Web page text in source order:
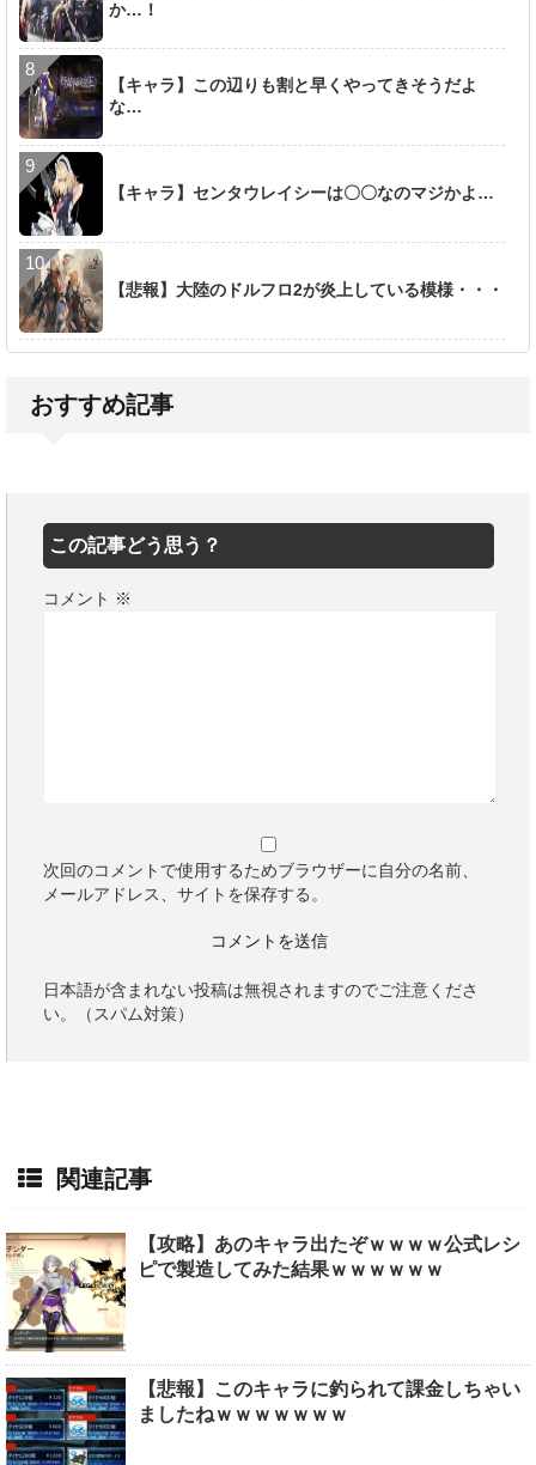
か…！
【キャラ】この辺りも割と早くやってきそうだよ
な…
【キャラ】センタウレイシーは〇〇なのマジかよ…
【悲報】大陸のドルフロ2が炎上している模様・・・
おすすめ記事
この記事どう思う？
コメント ※
次回のコメントで使用するためブラウザーに自分の名前、
メールアドレス、サイトを保存する。
日本語が含まれない投稿は無視されますのでご注意くださ
い。（スパム対策）
関連記事
【攻略】あのキャラ出たぞｗｗｗｗ公式レシ
ピで製造してみた結果ｗｗｗｗｗｗ
【悲報】このキャラに釣られて課金しちゃい
ましたねｗｗｗｗｗｗｗ